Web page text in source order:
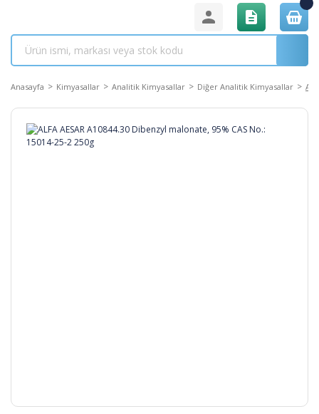
Anasayfa Kimyasallar Analitik Kimyasallar Diğer Analitik Kimyasallar